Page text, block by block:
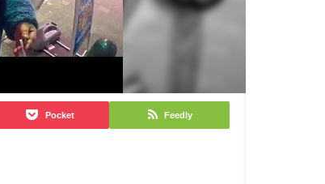
Pocket Feedly